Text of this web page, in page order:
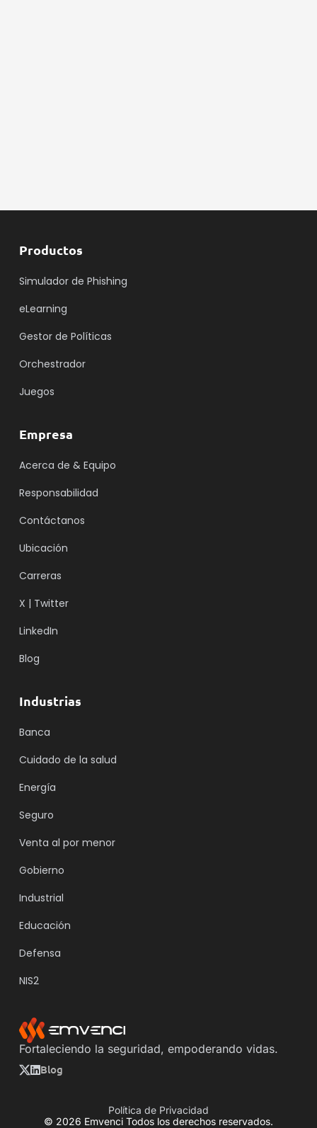
Fortaleciendo la seguridad, empoderando vidas.
Blog
Productos
Simulador de Phishing
eLearning
Gestor de Políticas
Orchestrador
Juegos
Empresa
Acerca de & Equipo
Responsabilidad
Contáctanos
Ubicación
Carreras
X | Twitter
LinkedIn
Blog
Industrias
Banca
Cuidado de la salud
Energía
Seguro
Venta al por menor
Gobierno
Industrial
Educación
Defensa
NIS2
© 2026 Emvenci Todos los derechos reservados.
Política de Privacidad